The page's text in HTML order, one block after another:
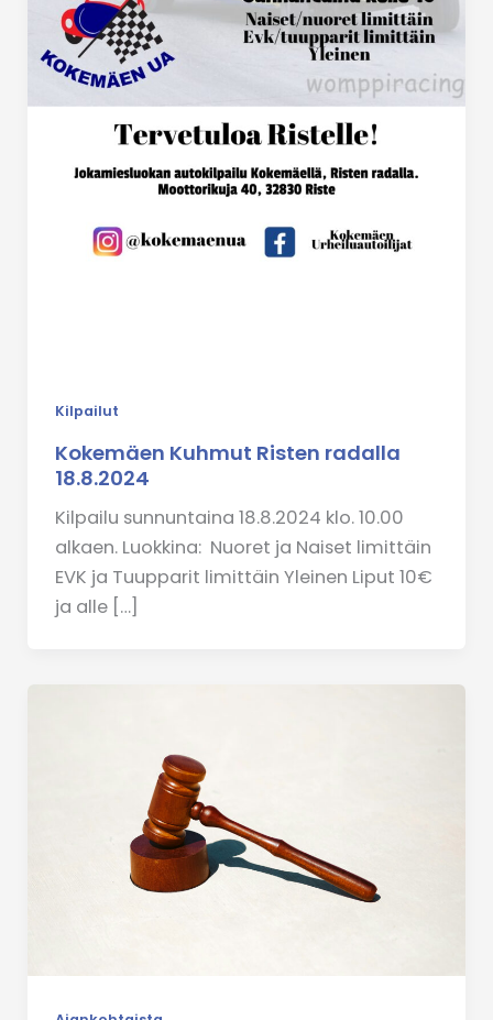
Kilpailut
Kokemäen Kuhmut Risten radalla
18.8.2024
Kilpailu sunnuntaina 18.8.2024 klo. 10.00
alkaen. Luokkina: Nuoret ja Naiset limittäin
EVK ja Tuupparit limittäin Yleinen Liput 10€
ja alle […]